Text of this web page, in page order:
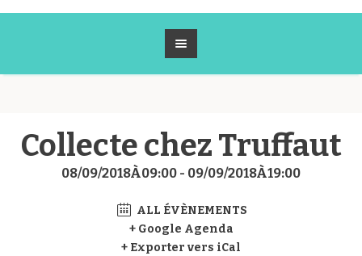
Collecte chez Truffaut
08/09/2018À09:00 - 09/09/2018À19:00
ALL ÉVÈNEMENTS
+ Google Agenda
+ Exporter vers iCal